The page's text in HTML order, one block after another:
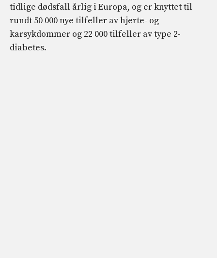
tidlige dødsfall årlig i Europa, og er knyttet til
rundt 50 000 nye tilfeller av hjerte- og
karsykdommer og 22 000 tilfeller av type 2-
diabetes.